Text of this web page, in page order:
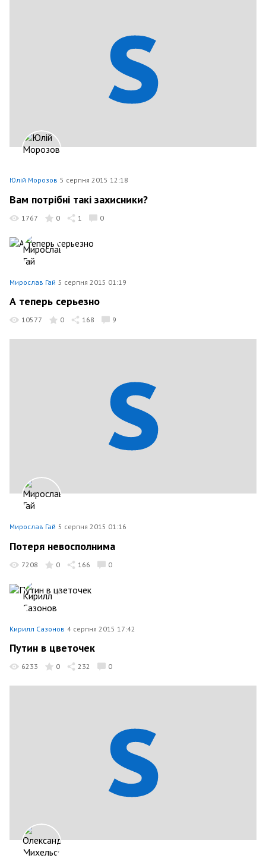
Юлій Морозов 5 серпня 2015 12:18
Вам потрібні такі захисники?
1767 0 1 0
Мирослав Гай 5 серпня 2015 01:19
А теперь серьезно
10577 0 168 9
Мирослав Гай 5 серпня 2015 01:16
Потеря невосполнима
7208 0 166 0
Кирилл Сазонов 4 серпня 2015 17:42
Путин в цветочек
6233 0 232 0